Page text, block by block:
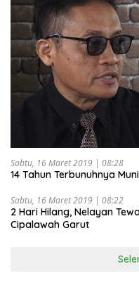
Sabtu, 16 Maret 2019 | 08:28
14 Tahun Terbunuhnya
Sabtu, 16 Maret 2019 | 08:22
2 Hari Hilang, Nelayan
Cipalawah Garut